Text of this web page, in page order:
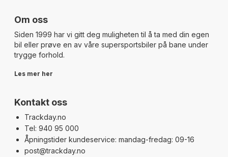
Om oss
Siden 1999 har vi gitt deg muligheten til å ta med din egen
bil eller prøve en av våre supersportsbiler på bane under
trygge forhold.
Les mer her
Kontakt oss
Trackday.no
Tel: 940 95 000
Åpningstider kundeservice: mandag-fredag: 09-16
post@trackday.no